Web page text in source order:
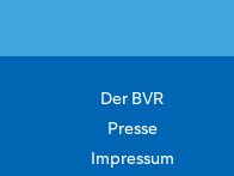
Der BVR
Presse
Impressum